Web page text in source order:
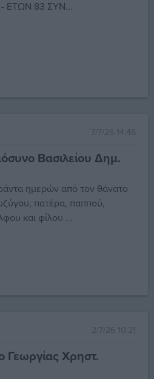
ΕΤΩΝ 83 ΣΥΝ...
7/7/26 14:46
Βασιλείου Δημ.
ημερών από τον θάνατο
πατέρα, παππού,
και φίλου ...
2/7/26 10:21
Γεωργίας Χρηστ.